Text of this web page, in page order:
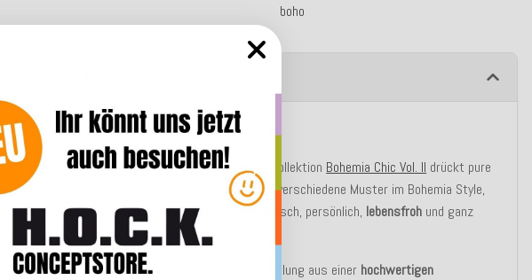
boho
Produktbeschreibung
Das Kissen "Kerem", passend zur Kollektion Bohemia Chic Vol. II drückt pure
aus. Kombinieren Sie verschiedene Muster im Bohemia Style,
dann wird Ihr Wohnzimmer künstlerisch, persönlich, lebensfroh und ganz
sicher
unkonventionell.
In der Basic Variante besteht die Füllung aus einer hochwertigen